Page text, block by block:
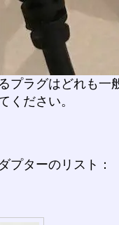
プラグはどれも一
ください。
プターのリスト：